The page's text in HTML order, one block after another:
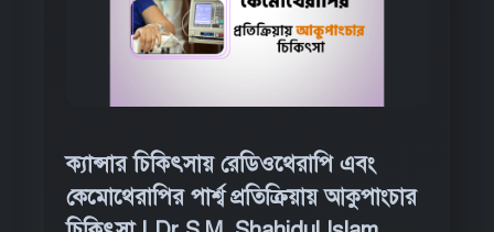
ক্যান্সার চিকিৎসায় রেডিওথেরাপি এবং
কেমোথেরাপির পার্শ্ব প্রতিক্রিয়ায় আকুপাংচার